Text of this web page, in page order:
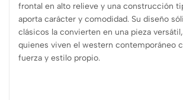
frontal en alto relieve y una construcción
aporta carácter y comodidad. Su diseño
clásicos la convierten en una pieza
quienes viven el western contemporáneo
fuerza y estilo propio.